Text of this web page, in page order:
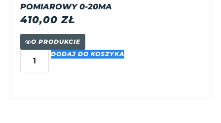
POMIAROWY 0-20MA
410,00ZŁ
O PRODUKCIE
DODAJ DO KOSZYKA